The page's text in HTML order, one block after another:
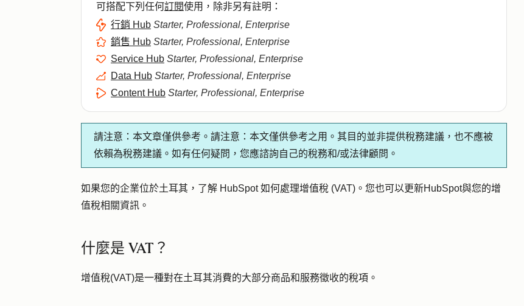
可搭配下列任何訂閱使用，除非另有註明：
行銷 Hub Starter, Professional, Enterprise
銷售 Hub Starter, Professional, Enterprise
Service Hub Starter, Professional, Enterprise
Data Hub Starter, Professional, Enterprise
Content Hub Starter, Professional, Enterprise
請注意： 本文章僅供參考。請注意：本文僅供參考之用。其目的並非提供稅務建議，也不應被
依賴為稅務建議。如有任何疑問，您應諮詢自己的稅務和/或法律顧問。
如果您的企業位於土耳其，了解 HubSpot 如何處理增值稅 (VAT)。您也可以更新HubSpot與您的增
值稅相關資訊。
什麼是 VAT？
增值稅(VAT)是一種對在土耳其消費的大部分商品和服務徵收的稅項。